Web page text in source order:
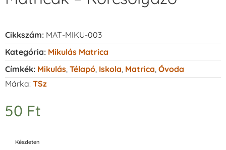
Cikkszám: MAT-MIKU-003
Kategória: Mikulás Matrica
Címkék: Mikulás Télapó Iskola Matrica Óvoda
Márka: TSz
50 Ft
Készleten